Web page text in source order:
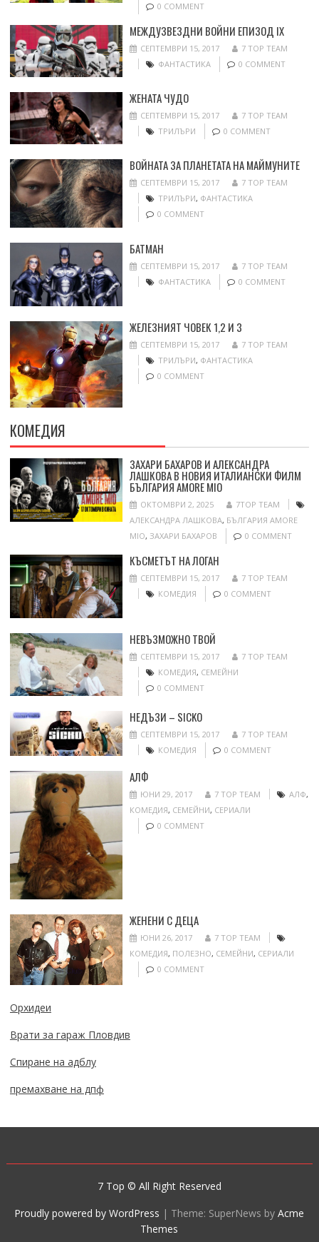
0 COMMENT
МЕЖДУЗВЕЗДНИ ВОЙНИ ЕПИЗОД IX
СЕПТЕМВРИ 15, 2017
7 TOP TEAM
ФАНТАСТИКА
0 COMMENT
ЖЕНАТА ЧУДО
СЕПТЕМВРИ 15, 2017
7 TOP TEAM
ТРИЛЪРИ
0 COMMENT
ВОЙНАТА ЗА ПЛАНЕТАТА НА МАЙМУНИТЕ
СЕПТЕМВРИ 15, 2017
7 TOP TEAM
ТРИЛЪРИ, ФАНТАСТИКА
0 COMMENT
БАТМАН
СЕПТЕМВРИ 15, 2017
7 TOP TEAM
ФАНТАСТИКА
0 COMMENT
ЖЕЛЕЗНИЯТ ЧОВЕК 1,2 И 3
СЕПТЕМВРИ 15, 2017
7 TOP TEAM
ТРИЛЪРИ, ФАНТАСТИКА
0 COMMENT
КОМЕДИЯ
ЗАХАРИ БАХАРОВ И АЛЕКСАНДРА
ЛАШКОВА В НОВИЯ ИТАЛИАНСКИ ФИЛМ
БЪЛГАРИЯ AMORE MIO
ОКТОМВРИ 2, 2025
7TOP TEAM
АЛЕКСАНДРА ЛАШКОВА, БЪЛГАРИЯ AMORE
MIO, ЗАХАРИ БАХАРОВ 0 COMMENT
КЪСМЕТЪТ НА ЛОГАН
СЕПТЕМВРИ 15, 2017
7 TOP TEAM
КОМЕДИЯ
0 COMMENT
НЕВЪЗМОЖНО ТВОЙ
СЕПТЕМВРИ 15, 2017
7 TOP TEAM
КОМЕДИЯ, СЕМЕЙНИ
0 COMMENT
НЕДЪЗИ – SICKO
СЕПТЕМВРИ 15, 2017
7 TOP TEAM
КОМЕДИЯ
0 COMMENT
АЛФ
ЮНИ 29, 2017 7 TOP TEAM АЛФ,
КОМЕДИЯ, СЕМЕЙНИ, СЕРИАЛИ
0 COMMENT
ЖЕНЕНИ С ДЕЦА
ЮНИ 26, 2017
7 TOP TEAM
КОМЕДИЯ, ПОЛЕЗНО, СЕМЕЙНИ, СЕРИАЛИ
0 COMMENT
Орхидеи
Врати за гараж Пловдив
Спиране на адблу
премахване на дпф
7 Top © All Right Reserved
Proudly powered by WordPress | Theme: SuperNews byAcme
Themes